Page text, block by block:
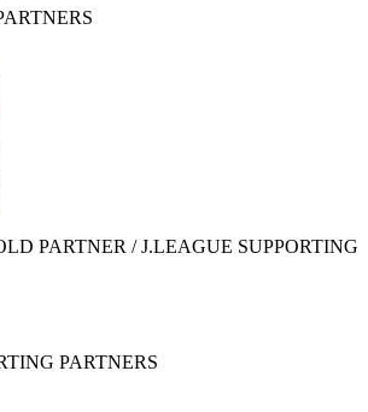
PARTNER / J.LEAGUE SUPPORTING
PARTNERS